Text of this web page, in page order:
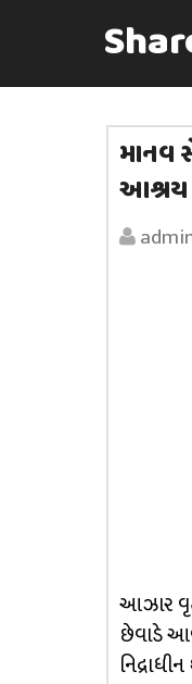
માનવ
આશ્રય
આઝાર
છેવાડે